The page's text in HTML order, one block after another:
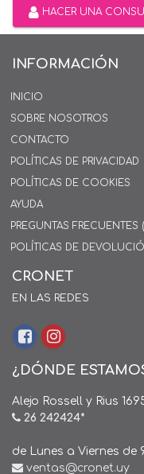
HACER UNA
INFORMACIÓN
INICIO
SOBRE NOSOTROS
CONTACTO
POLÍTICAS DE PRIVACIDAD
POLÍTICAS DE COOKIES
AYUDA
PREGUNTAS FRECUENTES
POLÍTICAS DE
CRONET
EN LAS REDES
¿DÓNDE
Alejo Rossell y Rius
26 242424*
de Lunes a Viernes de
ventas@cronet.uy